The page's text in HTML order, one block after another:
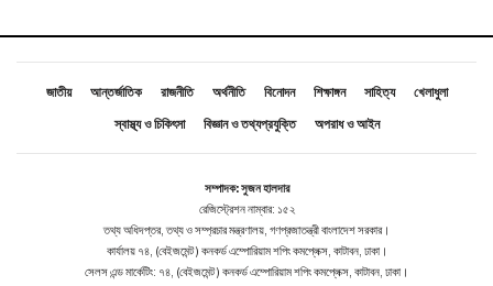
জাতীয় আন্তর্জাতিক রাজনীতি অর্থনীতি বিনোদন শিক্ষাঙ্গন সাহিত্য
খেলাধুলা
স্বাস্থ্য ও চিকিৎসা
বিজ্ঞান ও তথ্যপ্রযুক্তি অপরাধ ও আইন
সম্পাদক: সুজন হালদার
রেজিস্ট্রেশন নাম্বার: ১৫২
তথ্য অধিদপ্তর, তথ্য ও সম্প্রচার মন্ত্রণালয়, গণপ্রজাতন্ত্রী বাংলাদেশ সরকার।
কার্যালয় ৭৪, (বেইজমেন্ট ) কনকর্ড এম্পোরিয়াম শপিং কমপ্লেক্স, কাটাবন, ঢাকা।
সেলস এন্ড মার্কেটিং: ৭৪, (বেইজমেন্ট ) কনকর্ড এম্পোরিয়াম শপিং কমপ্লেক্স, কাটাবন, ঢাকা।